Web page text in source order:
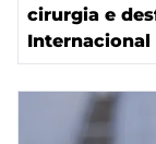
cirurgia e
Internacional